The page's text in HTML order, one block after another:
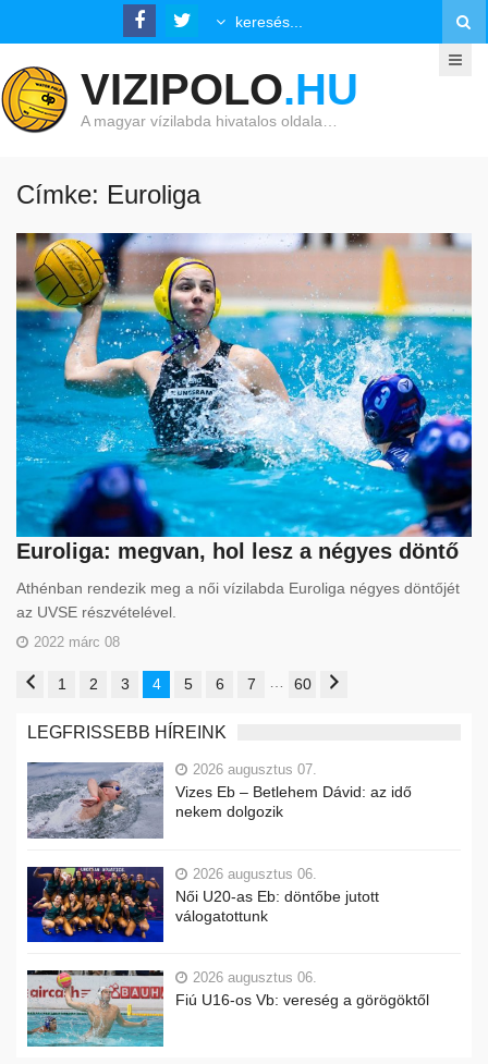
VIZIPOLO.HU
A magyar vízilabda hivatalos oldala…
Címke: Euroliga
Euroliga: megvan, hol lesz a négyes döntő
Athénban rendezik meg a női vízilabda Euroliga négyes döntőjét
az UVSE részvételével.
2022 márc 08
1 2 3 4 5 6 7 … 60
LEGFRISSEBB HÍREINK
2026 augusztus 07.
Vizes Eb – Betlehem Dávid: az idő
nekem dolgozik
2026 augusztus 06.
Női U20-as Eb: döntőbe jutott
válogatottunk
2026 augusztus 06.
Fiú U16-os Vb: vereség a görögöktől